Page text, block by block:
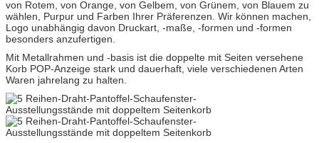
von Rotem, von Orange, von Gelbem, von Grünem, von Blauem zu
wählen, Purpur und Farben Ihrer Präferenzen. Wir können machen,
Logo unabhängig davon Druckart, -maße, -formen und -formen
besonders anzufertigen.
Mit Metallrahmen und -basis ist die doppelte mit Seiten versehene
Korb POP-Anzeige stark und dauerhaft, viele verschiedenen Arten
Waren jahrelang zu halten.